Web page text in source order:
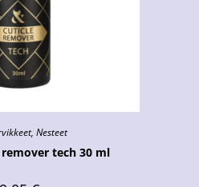
, Nesteet
remover tech 30 ml